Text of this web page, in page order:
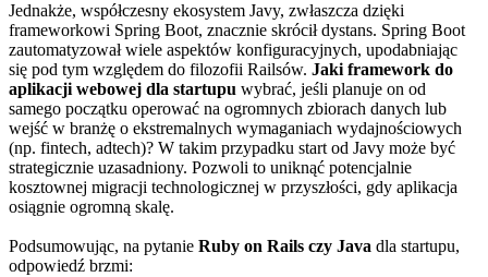
Jednakże, współczesny ekosystem Javy, zwłaszcza dzięki
frameworkowi Spring Boot, znacznie skrócił dystans. Spring Boot
zautomatyzował wiele aspektów konfiguracyjnych, upodabniając
się pod tym względem do filozofii Railsów. Jaki framework do
aplikacji webowej dla startupu wybrać, jeśli planuje on od
samego początku operować na ogromnych zbiorach danych lub
wejść w branżę o ekstremalnych wymaganiach wydajnościowych
(np. fintech, adtech)? W takim przypadku start od Javy może być
strategicznie uzasadniony. Pozwoli to uniknąć potencjalnie
kosztownej migracji technologicznej w przyszłości, gdy aplikacja
osiągnie ogromną skalę.
Podsumowując, na pytanie Ruby on Rails czy Java dla startupu,
odpowiedź brzmi: